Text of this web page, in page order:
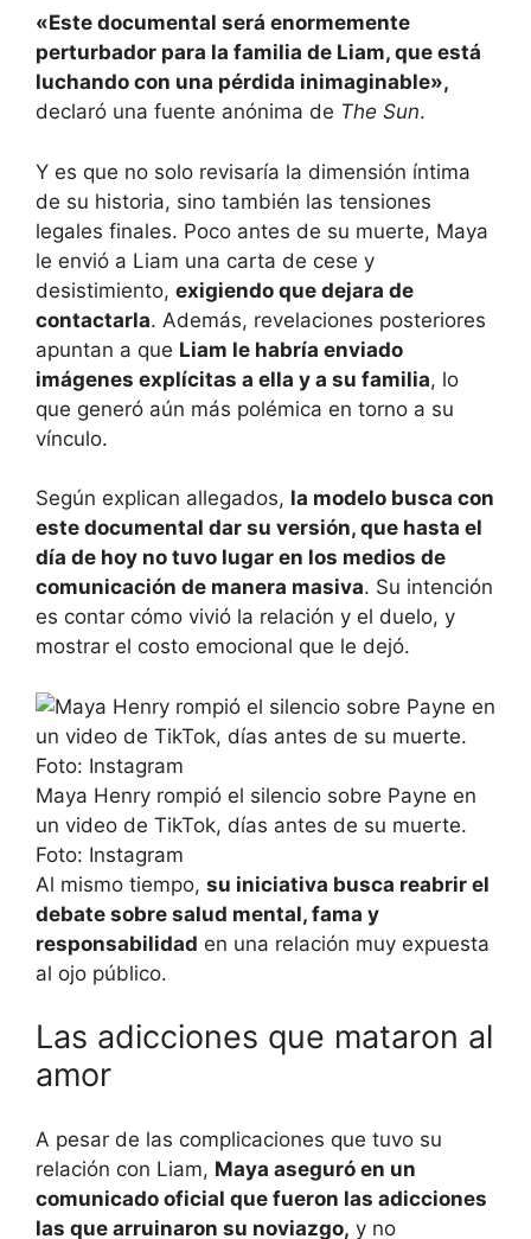
«Este documental será enormemente
perturbador para la familia de Liam, que está
luchando con una pérdida inimaginable»,
declaró una fuente anónima de The Sun.
Y es que no solo revisaría la dimensión íntima
de su historia, sino también las tensiones
legales finales. Poco antes de su muerte, Maya
le envió a Liam una carta de cese y
desistimiento, exigiendo que dejara de
contactarla. Además, revelaciones posteriores
apuntan a que Liam le habría enviado
imágenes explícitas a ella y a su familia, lo
que generó aún más polémica en torno a su
vínculo.
Según explican allegados, la modelo busca con
este documental dar su versión, que hasta el
día de hoy no tuvo lugar en los medios de
comunicación de manera masiva. Su intención
es contar cómo vivió la relación y el duelo, y
mostrar el costo emocional que le dejó.
Maya Henry rompió el silencio sobre Payne en
un video de TikTok, días antes de su muerte.
Foto: Instagram
Al mismo tiempo, su iniciativa busca reabrir el
debate sobre salud mental, fama y
responsabilidad en una relación muy expuesta
al ojo público.
Las adicciones que mataron al
amor
A pesar de las complicaciones que tuvo su
relación con Liam, Maya aseguró en un
comunicado oficial que fueron las adicciones
las que arruinaron su noviazgo, y no